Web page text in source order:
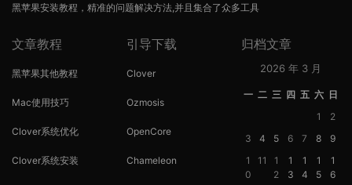
黑苹果安装教程，精准的问题解决方法,并且集合了众多工具
文章教程
黑苹果其他教程
Mac使用技巧
Clover系统优化
Clover系统安装
引导下载
Clover
Ozmosis
OpenCore
Chameleon
归档文章
2026 年 3 月
一 二 三 四 五 六 日
1
2
3
4 5 6 7 8
9
1
0
11
1
2
1
3
1
4
1
5
1
6